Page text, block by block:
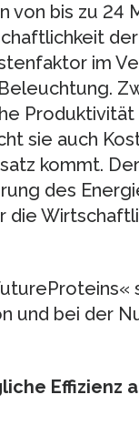
bis zu 24
im
Produktivität
sie auch
kommt.
des
die
und bei der
Effizienz